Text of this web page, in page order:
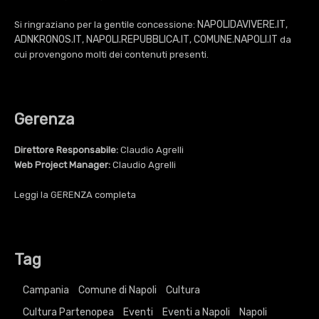
Si ringraziano per la gentile concessione: NAPOLIDAVIVERE.IT,
ADNKRONOS.IT, NAPOLI.REPUBBLICA.IT, COMUNE.NAPOLI.IT da
cui provengono molti dei contenuti presenti.
Gerenza
Direttore Responsabile: Claudio Agrelli
Web Project Manager: Claudio Agrelli
Leggi la GERENZA completa
Tag
Campania Comune di Napoli
Cultura
Cultura Partenopea
Eventi Eventi a Napoli
Napoli